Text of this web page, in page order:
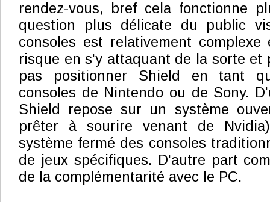
rendez-vous, bref cela fonctionne
question plus délicate du public
consoles est relativement
risque en s'y attaquant de la sorte et
pas positionner Shield en tant
consoles de Nintendo ou de Sony.
Shield repose sur un système
prêter à sourire venant de
système fermé des consoles
de jeux spécifiques. D'autre part
de la complémentarité avec le PC.